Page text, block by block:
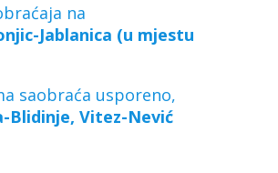
na
Jablanica (u mjestu
saobraća usporeno,
Blidinje, Vitez-Nević